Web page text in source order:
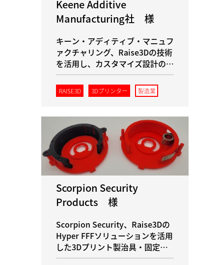
Keene Additive
Manufacturing社 様
キーン・アディティブ・マニュフ
ァクチャリング、Raise3Dの技術
を活用し、カスタマイズ設計の革
新で飛躍的な進歩を遂げる
RAISE3D 3Dプリンター 製造業
Scorpion Security
Products 様
Scorpion Security、Raise3Dの
Hyper FFFソリューションを活用
した3Dプリント製治具・固定具
により、組立効率を向上